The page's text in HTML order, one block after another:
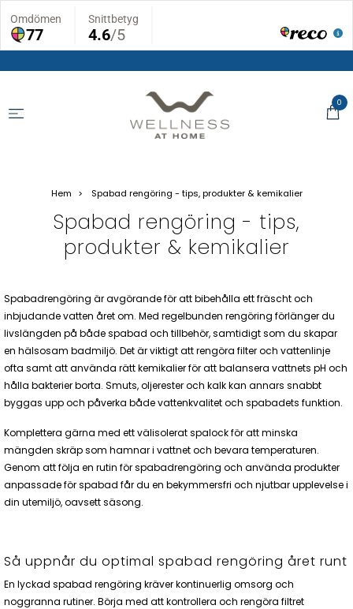
0
Hem Spabad rengöring - tips, produkter & kemikalier
Spabad rengöring - tips,
produkter & kemikalier
Spabad­rengöring är avgörande för att bibehålla ett fräscht och
inbjudande vatten året om. Med regelbunden rengöring förlänger du
livslängden på både spabad och tillbehör, samtidigt som du skapar
en hälsosam badmiljö. Det är viktigt att rengöra filter och vattenlinje
ofta samt att använda rätt kemikalier för att balansera vattnets pH och
hålla bakterier borta. Smuts, oljerester och kalk kan annars snabbt
byggas upp och påverka både vattenkvalitet och spabadets funktion.
Komplettera gärna med ett välisolerat spalock för att minska
mängden skräp som hamnar i vattnet och bevara temperaturen.
Genom att följa en rutin för spabadrengöring och använda produkter
anpassade för spabad får du en bekymmersfri och njutbar upplevelse i
din utemiljö, oavsett säsong.
Så uppnår du optimal spabad rengöring året runt
En lyckad spabad rengöring kräver kontinuerlig omsorg och
noggranna rutiner. Börja med att kontrollera och rengöra filtret